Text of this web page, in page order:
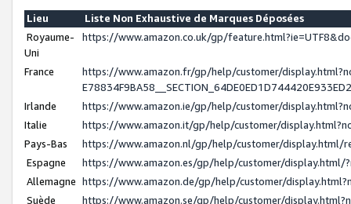
Lieu
Liste Non Exhaustive de Marques Déposées
Royaume-
Uni
https://www.amazon.co.uk/gp/
France
https://www.amazon.fr/gp/help/customer/
Irlande
https://www.amazon.ie/gp/help/customer/
Italie
https://www.amazon.it/gp/help/customer/
Pays-Bas
https://www.amazon.nl/gp/help/customer/display.html/
Espagne
https://www.amazon.es/gp/help/customer/display.html/
Allemagne https://www.amazon.de/gp/help/customer/
Suède
https://www.amazon.se/gp/help/customer/